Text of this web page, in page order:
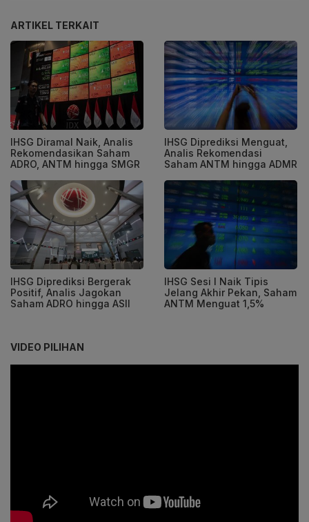
ARTIKEL TERKAIT
IHSG Diramal Naik, Analis
Rekomendasikan Saham
ADRO, ANTM hingga SMGR
IHSG Diprediksi Menguat,
Analis Rekomendasi
Saham ANTM hingga ADMR
IHSG Diprediksi Bergerak
Positif, Analis Jagokan
Saham ADRO hingga ASII
IHSG Sesi I Naik Tipis
Jelang Akhir Pekan, Saham
ANTM Menguat 1,5%
VIDEO PILIHAN